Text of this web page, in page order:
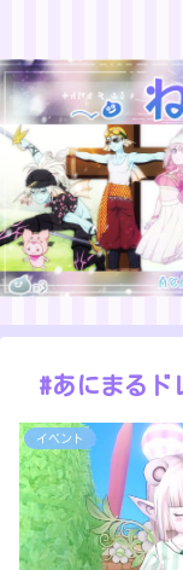
#あにまるド
イベント